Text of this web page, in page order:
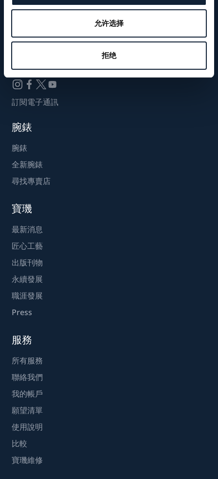
允许选择
拒绝
關注我們
WeChat ID
Breguet_China
訂閱電子通訊
腕錶
腕錶
全新腕錶
尋找專賣店
寶璣
最新消息
匠心工藝
出版刊物
永續發展
職涯發展
Press
服務
所有服務
聯絡我們
我的帳戶
願望清單
使用說明
比較
寶璣維修